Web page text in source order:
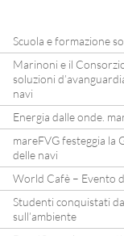
Scuola e formazione
Marinoni e il
soluzioni
navi
Energia dalle onde.
mareFVG festeggia la
delle navi
World Cafè – Evento
Studenti conquistati
sull’ambiente